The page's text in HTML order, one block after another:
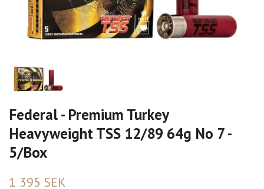
Federal - Premium Turkey
Heavyweight TSS 12/89 64g No 7 -
5/Box
1 395 SEK